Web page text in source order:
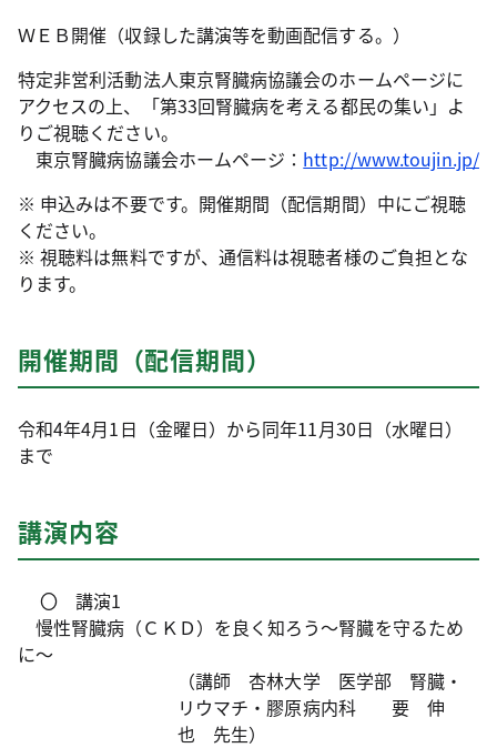
ＷＥＢ開催（収録した講演等を動画配信する。）
特定非営利活動法人東京腎臓病協議会のホームページに
アクセスの上、「第33回腎臓病を考える都民の集い」よ
りご視聴ください。
東京腎臓病協議会ホームページ： http://www.toujin.jp/
※ 申込みは不要です。開催期間（配信期間）中にご視聴
ください。
※ 視聴料は無料ですが、通信料は視聴者様のご負担とな
ります。
開催期間（配信期間）
令和4年4月1日（金曜日）から同年11月30日（水曜日）
まで
講演内容
〇 講演1
慢性腎臓病（ＣＫＤ）を良く知ろう～腎臓を守るため
に～
（講師 杏林大学 医学部 腎臓・
リウマチ・膠原病内科 要 伸
也 先生）